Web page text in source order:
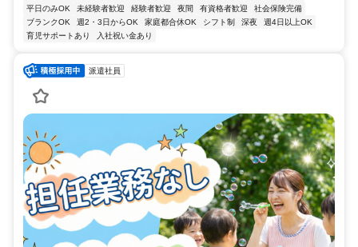
平日のみOK
未経験者歓迎 経験者歓迎 夜間 有資格者歓迎
社会保険完備
ブランクOK
週2・3日からOK 家庭都合休OK シフト制 深夜
週4日以上OK
育児サポートあり
入社祝い金あり
派遣社員